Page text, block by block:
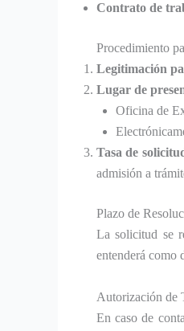
Contrato de
Procedimiento
Legitimación
Lugar de
Oficina de
Tasa de
admisión a
Plazo de
La solicitud se
entenderá como
Autorización de
En caso de